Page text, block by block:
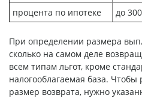
процента по ипотеке до
При определении размера
сколько на самом деле
всем типам льгот, кроме
налогооблагаемая база.
размер возврата, нужно